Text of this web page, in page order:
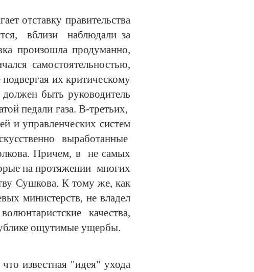
отставку правительства
вблизи наблюдали за
произошла продуманно,
самостоятельностью,
их критическому
быть руководитель
педали газа. В-третьих,
и управленческих систем
выработанные
Причем, в не самых
на протяжении многих
Сушкова. К тому же, как
министерств, не владел
качества,
ощутимые ущербы.
известная "идея" ухода